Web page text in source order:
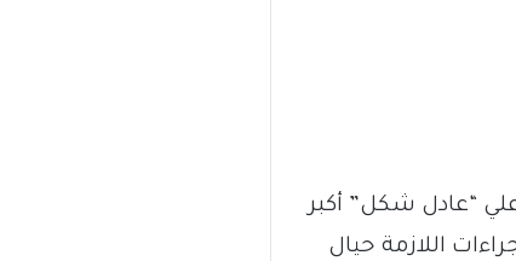
“عادل شكل” أكبر
اللازمة حيال